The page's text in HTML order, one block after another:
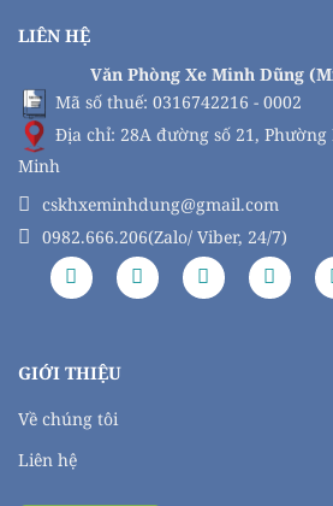
LIÊN HỆ
Văn Phòng Xe Minh Dũng
Mã số thuế: 0316742216 - 0002
Địa chỉ: 28A đường số 21,
Minh
cskhxeminhdung@gmail.com
0982.666.206(Zalo/ Viber, 24/7)
GIỚI THIỆU
Về chúng tôi
Liên hệ